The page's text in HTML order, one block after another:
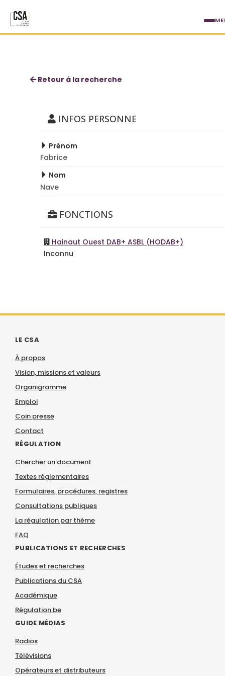
Fabrice Nave
Retour à la recherche
INFOS PERSONNE
Prénom
Fabrice
Nom
Nave
FONCTIONS
Hainaut Ouest DAB+ ASBL (HODAB+)
Inconnu
LE CSA
À propos
Vision, missions et valeurs
Organigramme
Emploi
Coin presse
Contact
RÉGULATION
Chercher un document
Textes réglementaires
Formulaires, procédures, registres
Consultations publiques
La régulation par thème
FAQ
PUBLICATIONS ET RECHERCHES
Études et recherches
Publications du CSA
Académique
Régulation.be
GUIDE MÉDIAS
Radios
Télévisions
Opérateurs et distributeurs